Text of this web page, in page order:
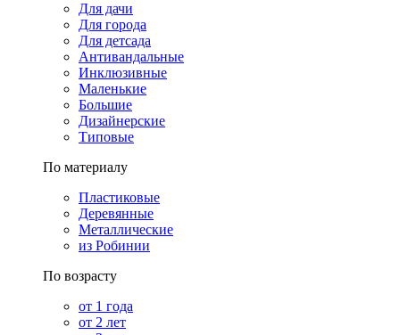
Для дачи
Для города
Для детсада
Антивандальные
Инклюзивные
Маленькие
Большие
Дизайнерские
Типовые
По материалу
Пластиковые
Деревянные
Металлические
из Робинии
По возрасту
от 1 года
от 2 лет